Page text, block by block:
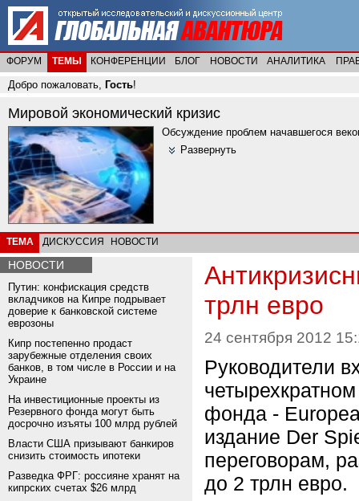
ФОРУМ ТЕМЫ КОНФЕРЕНЦИИ БЛОГ НОВОСТИ АНАЛИТИКА
Добро пожаловать, Гость!
Мировой экономический кризис
Обсуждение проблем начавшегося
Развернуть
ТЕМА ДИСКУССИЯ НОВОСТИ
НОВОСТИ
Путин: конфискация средств
вкладчиков на Кипре подрывает
доверие к банковской системе
еврозоны
Кипр постепенно продаст
зарубежные отделения своих
банков, в том числе в России и на
Украине
На инвестиционные проекты из
Резервного фонда могут быть
досрочно изъяты 100 млрд рублей
Власти США призывают банкиров
снизить стоимость ипотеки
Разведка ФРГ: россияне хранят на
кипрских счетах $26 млрд
трлн евро
24 сентября 2012
Руководители
фонда -
издание Der
переговорам,
до 2 трлн евро.